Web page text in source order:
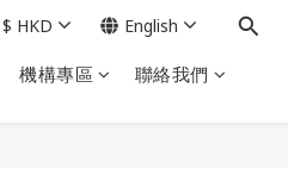
機構專區 聯絡我們
$ HKD English